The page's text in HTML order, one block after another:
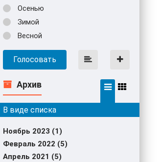
Осенью
Зимой
Весной
Голосовать
Архив
Ноябрь 2023 (1)
Февраль 2022 (5)
Апрель 2021 (5)